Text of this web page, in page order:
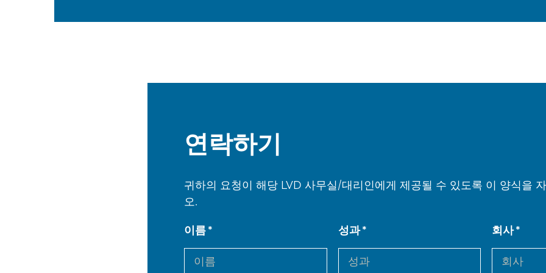
연락하기
귀하의 요청이 해당 LVD 사무실/대리인에게 제공될 수 있도록 이 양식을
오.
이름 성과 회사